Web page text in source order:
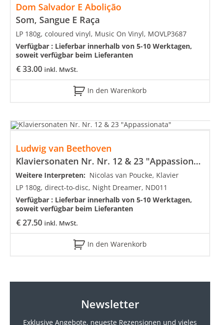
Dom Salvador E Abolição
Som, Sangue E Raça
€33.00 inkl. MwSt.
LP 180g, coloured vinyl, Music On Vinyl, MOVLP3687
Verfügbar : Lieferbar innerhalb von 5-10 Werktagen,
soweit verfügbar beim Lieferanten
In den Warenkorb
Ludwig van Beethoven
Klaviersonaten Nr. Nr. 12 & 23 "Appassionata"
€27.50 inkl. MwSt.
Weitere Interpreten: Nicolas van Poucke, Klavier
LP 180g, direct-to-disc, Night Dreamer, ND011
Verfügbar : Lieferbar innerhalb von 5-10 Werktagen,
soweit verfügbar beim Lieferanten
In den Warenkorb
Newsletter
Exklusive Angebote, neueste Rezensionen und vieles